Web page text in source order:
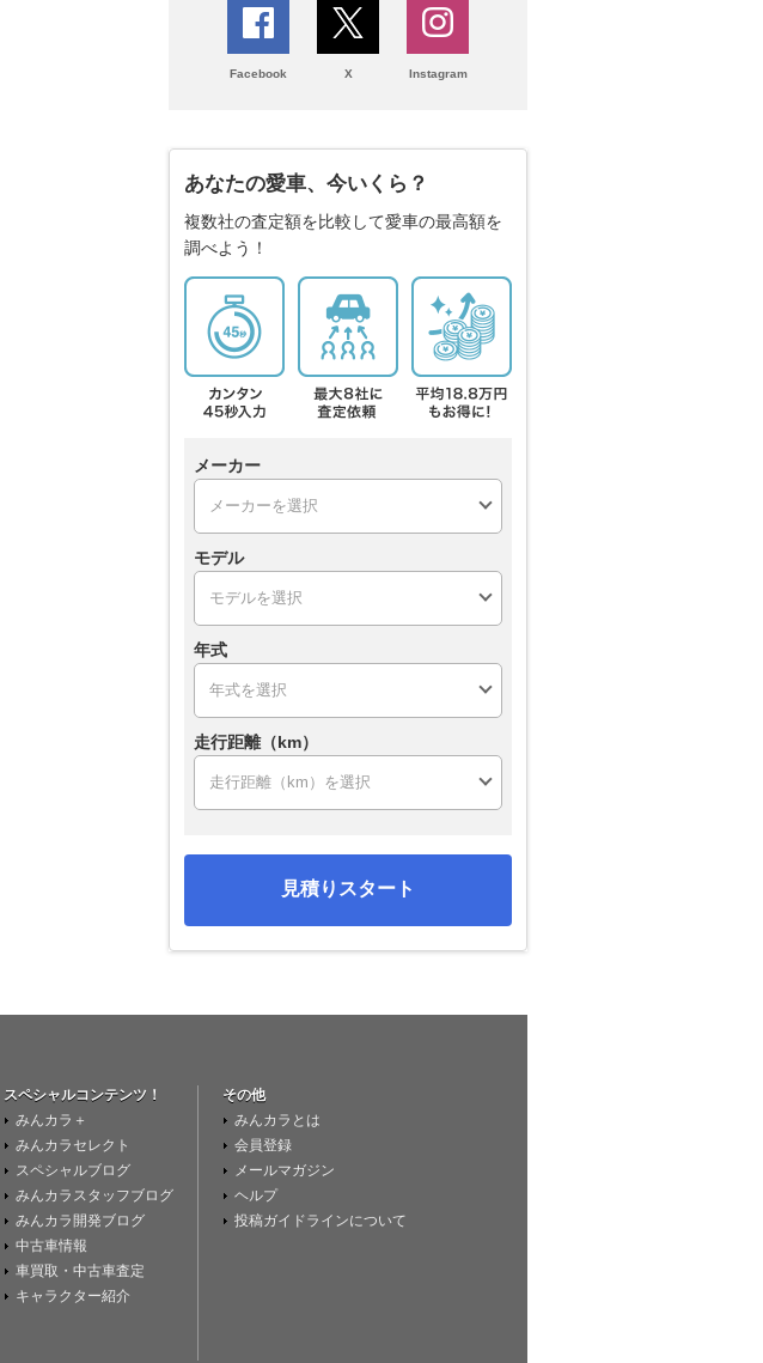
Facebook X Instagram
あなたの愛車、今いくら？
複数社の査定額を比較して愛車の最高額を
調べよう！
メーカー
モデル
年式
走行距離（km）
見積りスタート
スペシャルコンテンツ！
みんカラ＋
みんカラセレクト
スペシャルブログ
みんカラスタッフブログ
みんカラ開発ブログ
中古車情報
車買取・中古車査定
キャラクター紹介
その他
みんカラとは
会員登録
メールマガジン
ヘルプ
投稿ガイドラインについて